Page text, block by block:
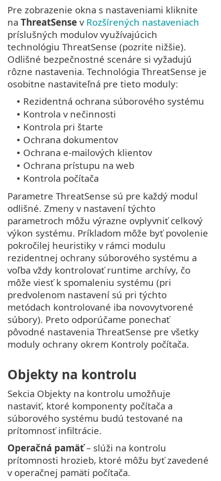
Pre zobrazenie okna s nastaveniami kliknite
na ThreatSense v Rozšírených nastaveniach
príslušných modulov využívajúcich
technológiu ThreatSense (pozrite nižšie).
Odlišné bezpečnostné scenáre si vyžadujú
rôzne nastavenia. Technológia ThreatSense je
osobitne nastaviteľná pre tieto moduly:
• Rezidentná ochrana súborového systému
• Kontrola v nečinnosti
• Kontrola pri štarte
• Ochrana dokumentov
• Ochrana e‑mailových klientov
• Ochrana prístupu na web
• Kontrola počítača
Parametre ThreatSense sú pre každý modul
odlišné. Zmeny v nastavení týchto
parametroch môžu výrazne ovplyvniť celkový
výkon systému. Príkladom môže byť povolenie
pokročilej heuristiky v rámci modulu
rezidentnej ochrany súborového systému a
voľba vždy kontrolovať runtime archívy, čo
môže viesť k spomaleniu systému (pri
predvolenom nastavení sú pri týchto
metódach kontrolované iba novovytvorené
súbory). Preto odporúčame ponechať
pôvodné nastavenia ThreatSense pre všetky
moduly ochrany okrem Kontroly počítača.
Objekty na kontrolu
Sekcia Objekty na kontrolu umožňuje
nastaviť, ktoré komponenty počítača a
súborového systému budú testované na
prítomnosť infiltrácie.
Operačná pamäť– slúži na kontrolu
prítomnosti hrozieb, ktoré môžu byť zavedené
v operačnej pamäti počítača.